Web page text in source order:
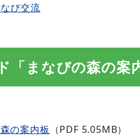
び交流
「まなびの森の案
の案内板 （PDF 5.05MB）